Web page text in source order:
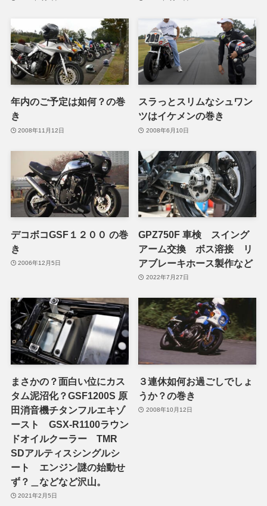
年内のご予定は如何？の巻
き
2008年11月12日
スラっとスリムなシュワン
ツはイケメンの巻き
2008年6月10日
デコボコGSF１２００ の巻
き
2006年12月5日
GPZ750F 車検 スイング
アーム交換 ボス溶接 リ
アブレーキホース製作など
2022年7月27日
まさかの？面白い位にカス
タム泥沼化？GSF1200S 原
田消音機チタンフルエキゾ
ースト GSX-R1100ラウン
ドオイルクーラー TMR
SDアルティスシングルシ
ート エンジン謎の始動せ
ず？＿などなど沢山。
2021年2月5日
３連休如何お過ごしでしょ
うか？の巻き
2008年10月12日